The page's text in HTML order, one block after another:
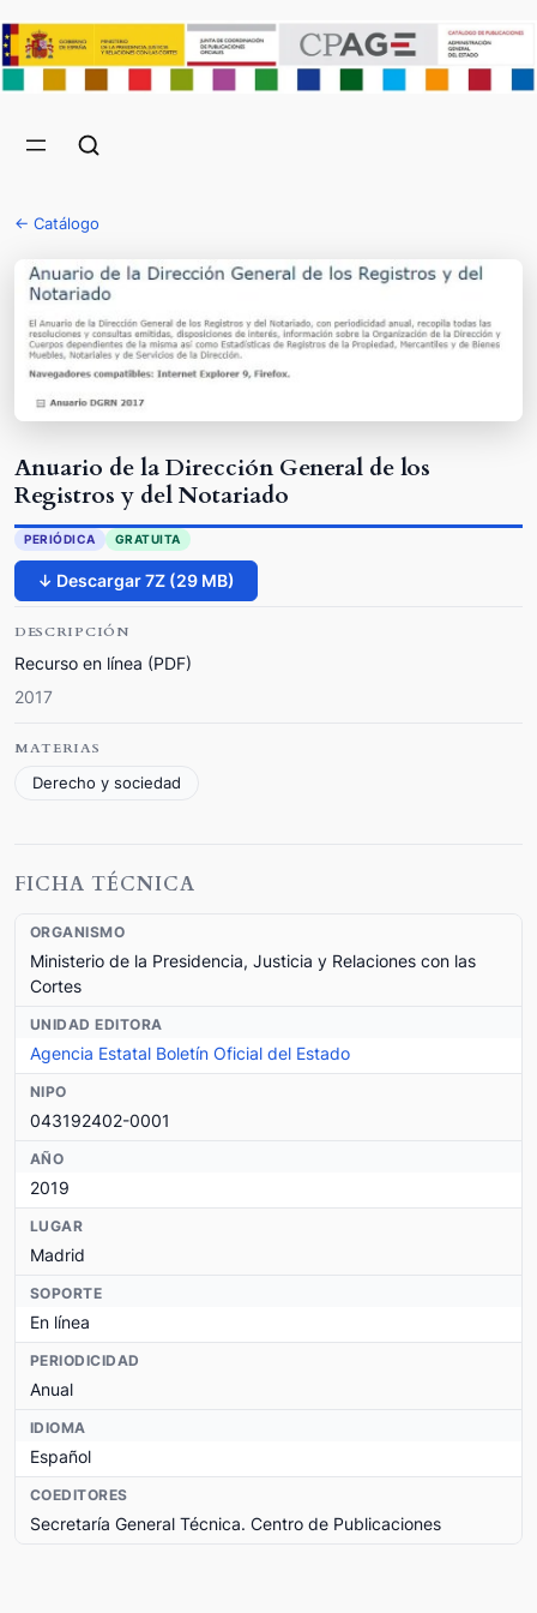
← Catálogo
Anuario de la Dirección General de los
Registros y del Notariado
PERIÓDICA GRATUITA
↓ Descargar 7Z (29 MB)
DESCRIPCIÓN
Recurso en línea (PDF)
2017
MATERIAS
Derecho y sociedad
FICHA TÉCNICA
ORGANISMO
Ministerio de la Presidencia, Justicia y Relaciones con las
Cortes
UNIDAD EDITORA
Agencia Estatal Boletín Oficial del Estado
NIPO
043192402-0001
AÑO
2019
LUGAR
Madrid
SOPORTE
En línea
PERIODICIDAD
Anual
IDIOMA
Español
COEDITORES
Secretaría General Técnica. Centro de Publicaciones